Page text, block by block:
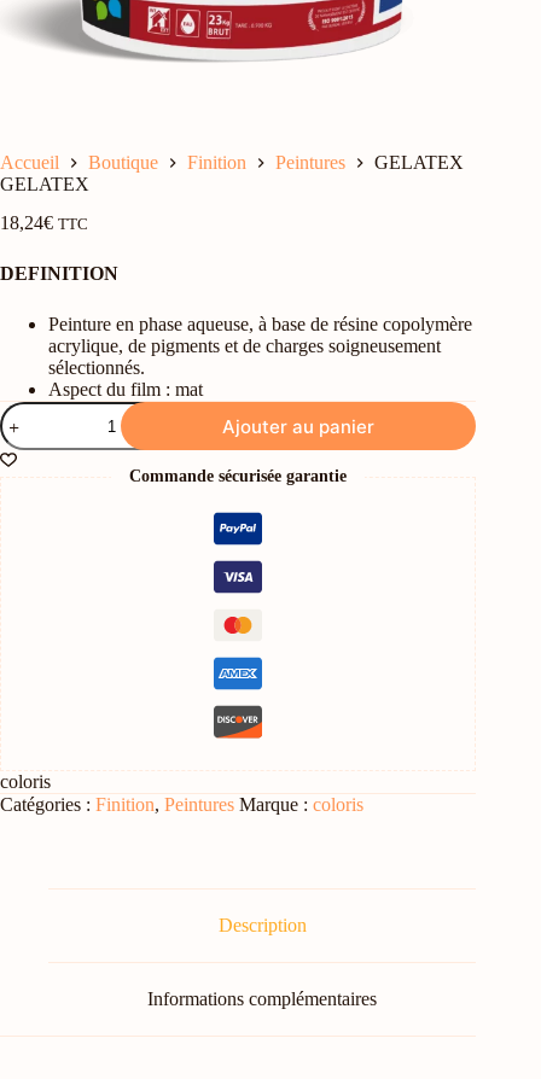
Accueil Boutique Finition Peintures
GELATEX
GELATEX
18,24€ TTC
DEFINITION
Peinture en phase aqueuse, à base de résine copolymère
acrylique, de pigments et de charges soigneusement
sélectionnés.
Aspect du film : mat
quantité
de
GELATEX
Ajouter au panier
Commande sécurisée garantie
coloris
Catégories : Finition, Peintures Marque : coloris
Description
Informations complémentaires